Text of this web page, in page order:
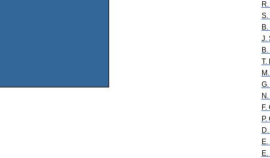
S.
J.
T.
F.
P.